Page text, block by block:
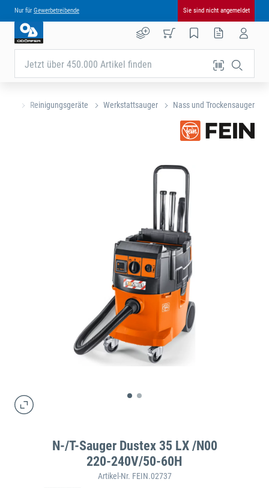
Nur für Gewerbetreibende Sie sind nicht angemeldet
Jetzt über 450.000 Artikel finden
Reinigungsgeräte Werkstattsauger Nass und Trockensauger
N-/T-Sauger Dustex 35 LX /N00
220-240V/50-60H
Artikel-Nr. FEIN.02737